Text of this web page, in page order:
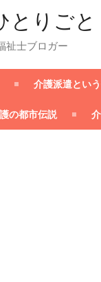
とりごと
祉士ブロガー
介護派遣とい
の都市伝説